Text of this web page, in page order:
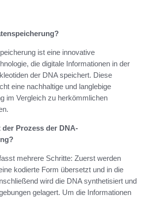
ist eine innovative
die digitale Informationen in der
der DNA speichert. Diese
eine nachhaltige und langlebige
im Vergleich zu herkömmlichen
Prozess der DNA-
mehrere Schritte: Zuerst werden
kodierte Form übersetzt und in die
wird die DNA synthetisiert und
gelagert. Um die Informationen